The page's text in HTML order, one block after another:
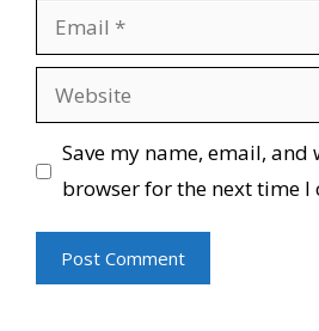
Email
Website
Save my name, email, and
browser for the next time I